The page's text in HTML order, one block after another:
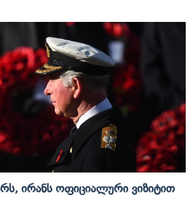
Ირანს Ოფიციალური Ვიზიტით